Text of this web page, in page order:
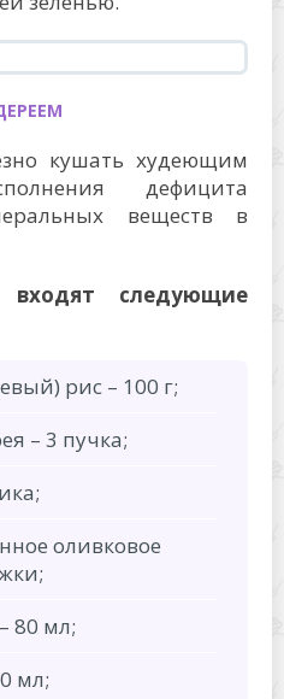
кушать худеющим
дефицита
веществ в
следующие
рис – 100 г;
– 3 пучка;
оливковое
80 мл;
мл;